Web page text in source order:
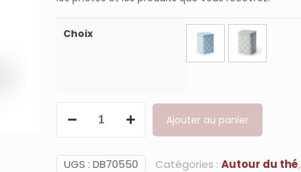
Choix
thé
Ajouter au panier
UGS : DB70550 Catégories : Autour du thé,